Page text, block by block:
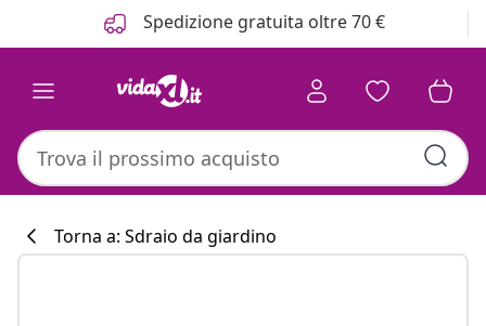
Spedizione gratuita oltre 70 €
Torna a: Sdraio da giardino